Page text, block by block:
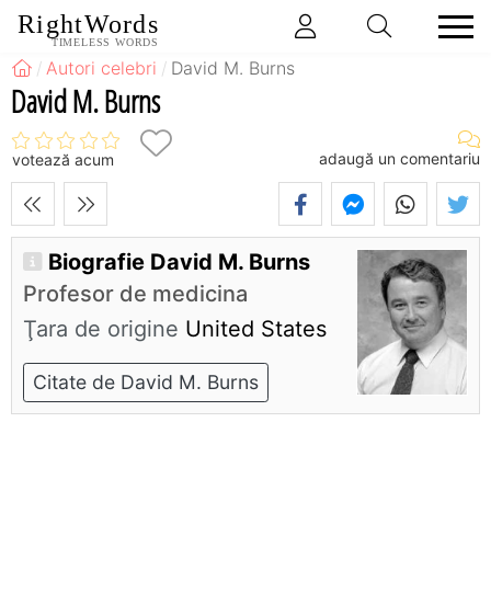
RightWords
TIMELESS WORDS
Autori celebri David M. Burns
David M. Burns
votează acum adaugă un comentariu
Biografie David M. Burns
Profesor de medicina
Ţara de origine United States
Citate de David M. Burns